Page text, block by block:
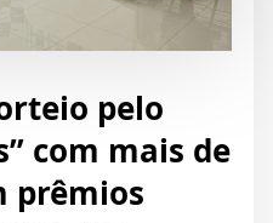
pelo
com mais de
prêmios